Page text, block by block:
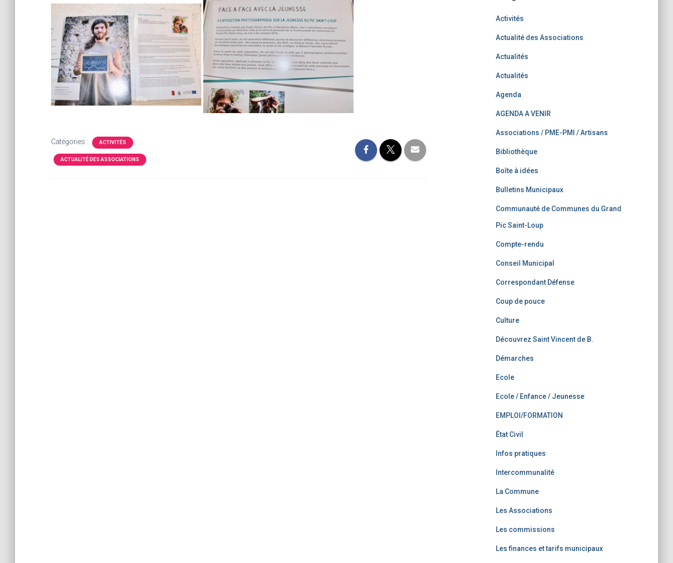
Catégories : ACTIVITÉS
ACTUALITÉ DES ASSOCIATIONS
Activités
Actualité des Associations
Actualités
Actualités
Agenda
AGENDA A VENIR
Associations / PME-PMI / Artisans
Bibliothèque
Boîte à idées
Bulletins Municipaux
Communauté de Communes du Grand
Pic Saint-Loup
Compte-rendu
Conseil Municipal
Correspondant Défense
Coup de pouce
Culture
Découvrez Saint Vincent de B.
Démarches
Ecole
Ecole / Enfance / Jeunesse
EMPLOI/FORMATION
État Civil
Infos pratiques
Intercommunalité
La Commune
Les Associations
Les commissions
Les finances et tarifs municipaux